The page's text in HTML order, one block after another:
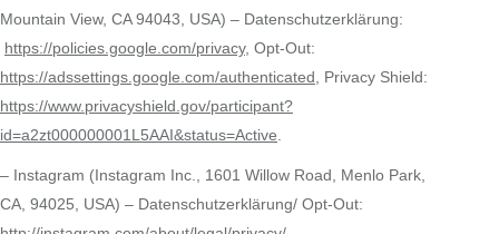
Mountain View, CA 94043, USA) – Datenschutzerklärung:
https://policies.google.com/privacy, Opt-Out:
https://adssettings.google.com/authenticated , Privacy Shield:
https://www.privacyshield.gov/participant?
id=a2zt000000001L5AAI&status=Active
– Instagram (Instagram Inc., 1601 Willow Road, Menlo Park,
CA, 94025, USA) – Datenschutzerklärung/ Opt-Out: